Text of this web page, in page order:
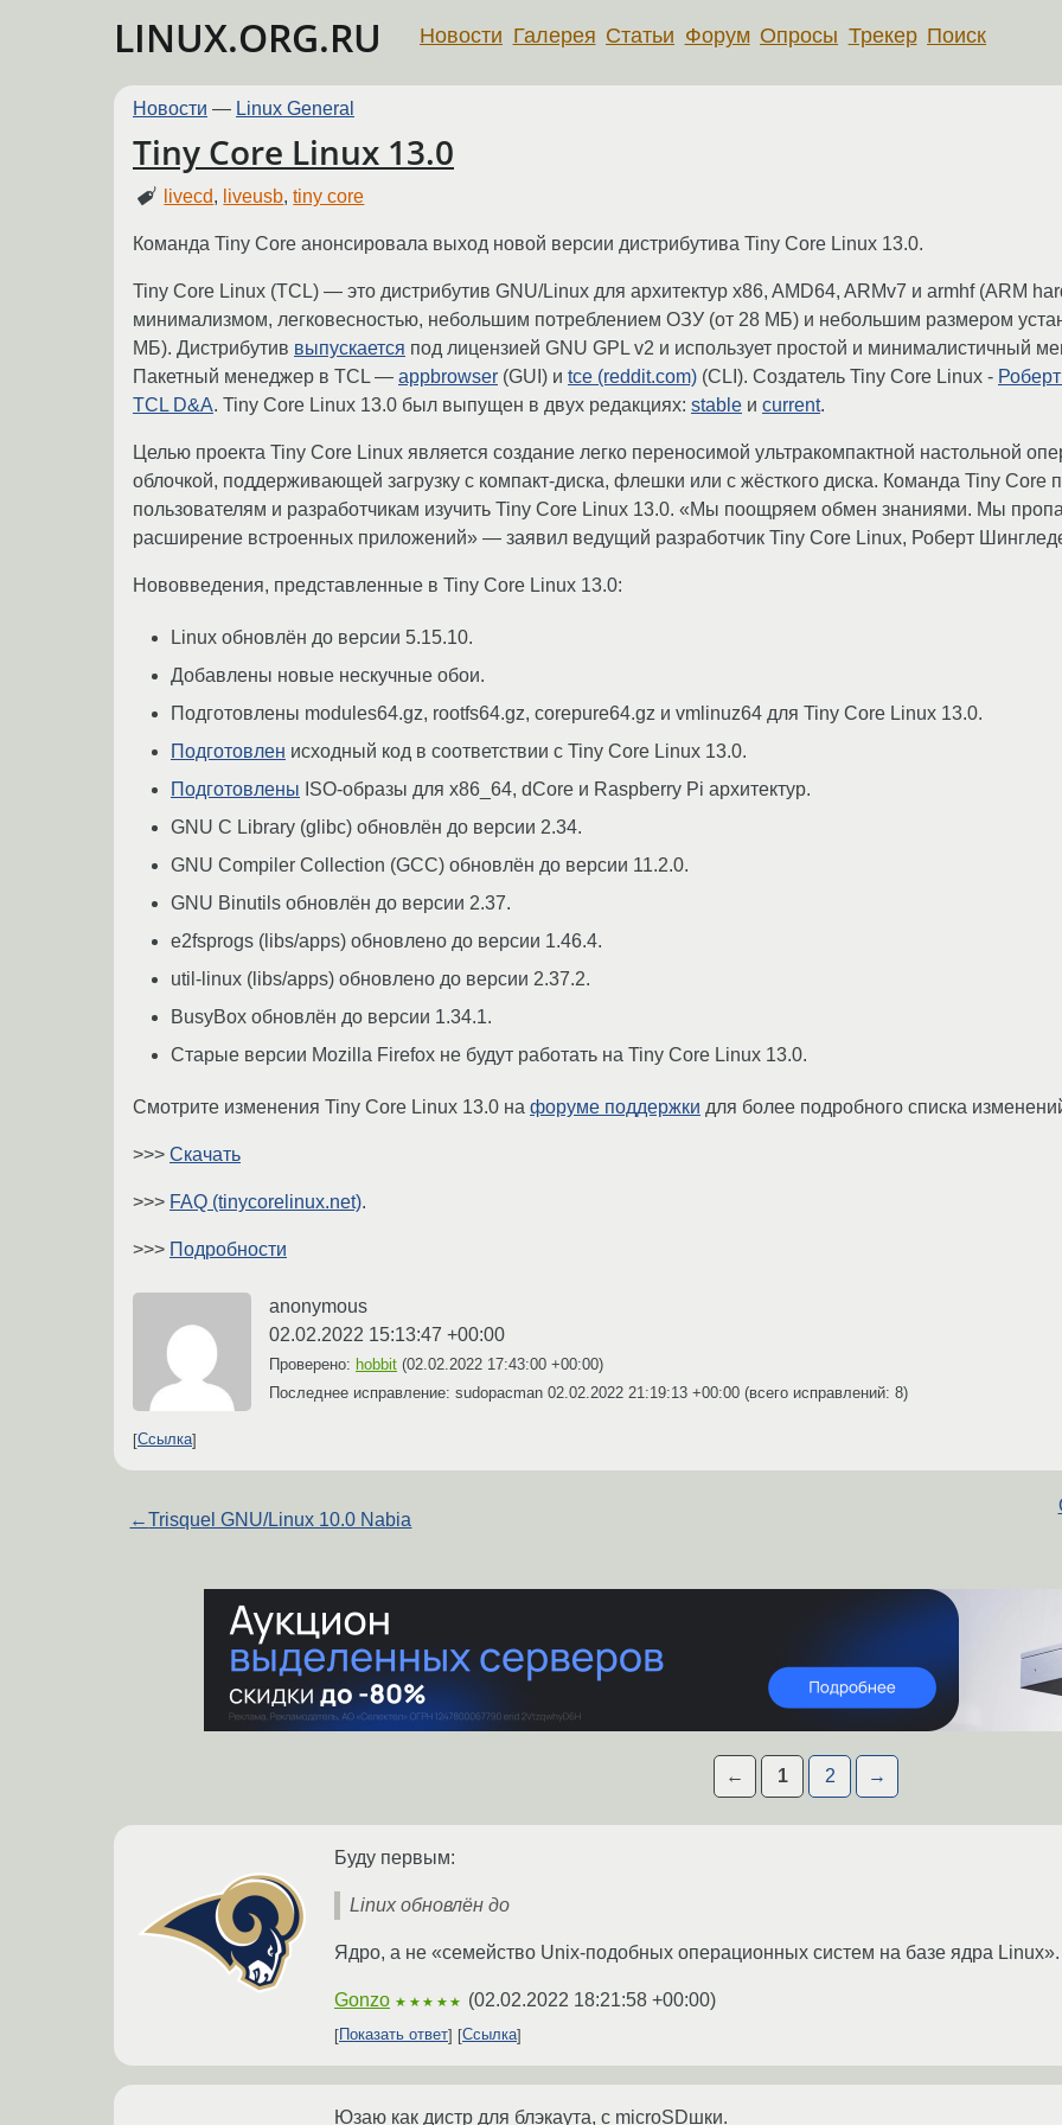
LINUX.ORG.RU Новости Галерея Статьи Форум Опросы Трекер Поиск
Новости — Linux General
Tiny Core Linux 13.0
livecd, liveusb,tiny core
Команда Tiny Core анонсировала выход новой версии дистрибутива Tiny Core Linux 13.0.
Tiny Core Linux (TCL) — это дистрибутив GNU/Linux для архитектур x86, AMD64, ARMv7 и armhf (ARM
минимализмом, легковесностью, небольшим потреблением ОЗУ (от 28 МБ) и небольшим размером
МБ). Дистрибутив выпускается под лицензией GNU GPL v2 и использует простой и минималистичный
Пакетный менеджер в TCL — appbrowser (GUI) и tce (reddit.com) (CLI). Создатель Tiny Core Linux -
TCL D&A. Tiny Core Linux 13.0 был выпущен в двух редакциях: stable и current.
Целью проекта Tiny Core Linux является создание легко переносимой ультракомпактной настольной
облочкой, поддерживающей загрузку с компакт-диска, флешки или с жёсткого диска. Команда Tiny Core
пользователям и разработчикам изучить Tiny Core Linux 13.0. «Мы поощряем обмен знаниями. Мы
расширение встроенных приложений» — заявил ведущий разработчик Tiny Core Linux, Роберт
Нововведения, представленные в Tiny Core Linux 13.0:
Linux обновлён до версии 5.15.10.
Добавлены новые нескучные обои.
Подготовлены modules64.gz, rootfs64.gz, corepure64.gz и vmlinuz64 для Tiny Core Linux 13.0.
Подготовлен исходный код в соответствии с Tiny Core Linux 13.0.
Подготовлены ISO-образы для x86_64, dCore и Raspberry Pi архитектур.
GNU C Library (glibc) обновлён до версии 2.34.
GNU Compiler Collection (GСС) обновлён до версии 11.2.0.
GNU Binutils обновлён до версии 2.37.
e2fsprogs (libs/apps) обновлено до версии 1.46.4.
util-linux (libs/apps) обновлено до версии 2.37.2.
BusyBox обновлён до версии 1.34.1.
Старые версии Mozilla Firefox не будут работать на Tiny Core Linux 13.0.
Смотрите изменения Tiny Core Linux 13.0 на форуме поддержки для более подробного списка
>>> Скачать
>>> FAQ (tinycorelinux.net).
>>> Подробности
anonymous
02.02.2022 15:13:47 +00:00
Проверено: hobbit (02.02.2022 17:43:00 +00:00)
Последнее исправление: sudopacman 02.02.2022 21:19:13 +00:00 (всего исправлений: 8)
Ссылка
←Trisquel GNU/Linux 10.0 Nabia
← 1 2 →
Буду первым:
Linux обновлён до
Ядро, а не «семейство Unix-подобных операционных систем на базе ядра Linux».
Gonzo ★★★★★ (02.02.2022 18:21:58 +00:00)
Показать ответ Ссылка
Юзаю как дистр для блэкаута, с microSDшки.